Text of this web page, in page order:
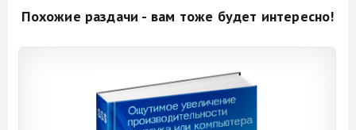
Похожие раздачи - вам тоже будет интересно!